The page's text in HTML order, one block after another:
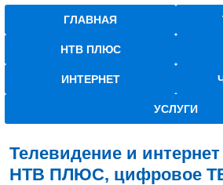
ГЛАВНАЯ
НТВ ПЛЮС
ИНТЕРНЕТ
УСЛУГИ
Телевидение и
НТВ ПЛЮС, цифровое